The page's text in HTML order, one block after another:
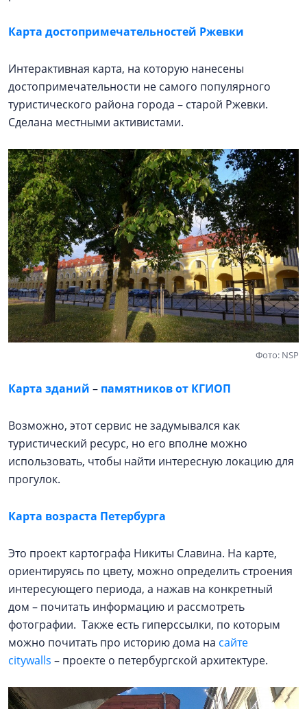
Карта достопримечательностей Ржевки
Интерактивная карта, на которую нанесены
достопримечательности не самого популярного
туристического района города – старой Ржевки.
Сделана местными активистами.
Фото: NSP
Карта зданий – памятников от КГИОП
Возможно, этот сервис не задумывался как
туристический ресурс, но его вполне можно
использовать, чтобы найти интересную локацию для
прогулок.
Карта возраста Петербурга
Это проект картографа Никиты Славина. На карте,
ориентируясь по цвету, можно определить строения
интересующего периода, а нажав на конкретный
дом – почитать информацию и рассмотреть
фотографии. Также есть гиперссылки, по которым
можно почитать про историю дома на сайте
citywalls – проекте о петербургской архитектуре.